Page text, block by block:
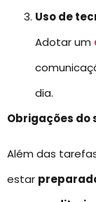
Uso de
Adotar um
dia.
Obrigações do
Além das
estar